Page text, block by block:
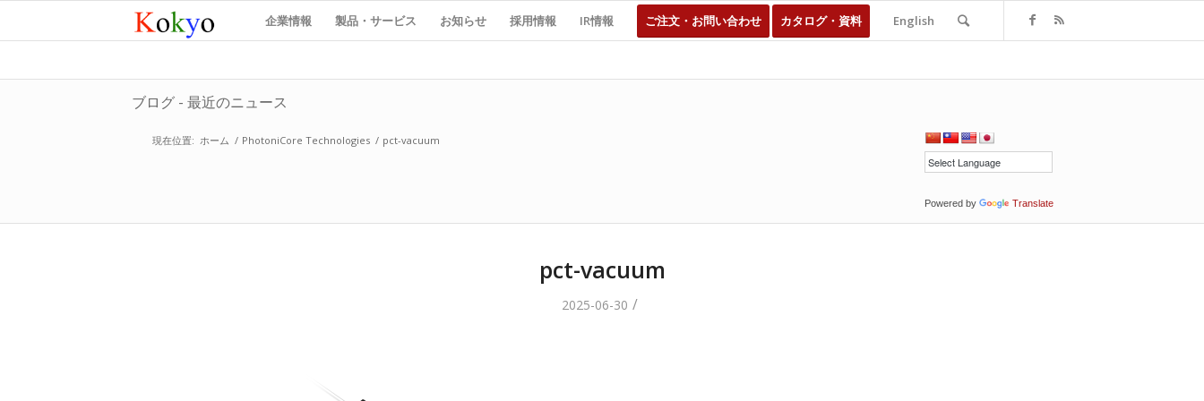
企業情報 製品・サービス お知らせ 採用情報 IR情報 ご注文・お問い合わせ カタログ・資料 English
ブログ - 最近のニュース
Powered by Translate
現在位置: ホーム / PhotoniCore Technologies / pct-vacuum
pct-vacuum
2025-06-30 /